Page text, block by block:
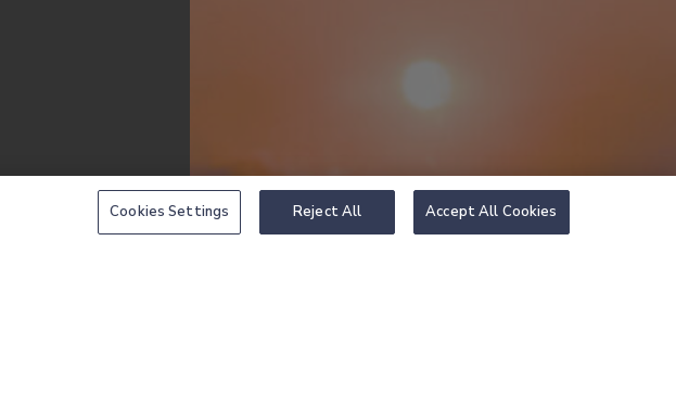
Cookies Settings Reject All Accept All Cookies